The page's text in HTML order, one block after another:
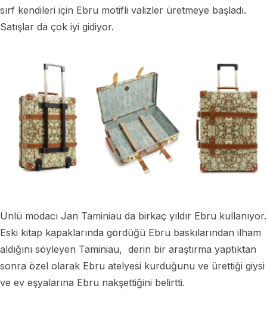
sırf kendileri için Ebru motifli valizler üretmeye başladı.
Satışlar da çok iyi gidiyor.
Ünlü modacı Jan Taminiau da birkaç yıldır Ebru kullanıyor.
Eski kitap kapaklarında gördüğü Ebru baskılarından ilham
aldığını söyleyen Taminiau, derin bir araştırma yaptıktan
sonra özel olarak Ebru atelyesi kurduğunu ve ürettiği giysi
ve ev eşyalarına Ebru nakşettiğini belirtti.